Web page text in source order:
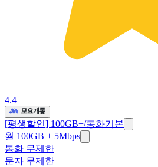
4.4
[평생할인] 100GB+/통화기본
월 100GB + 5Mbps
통화 무제한
문자 무제한